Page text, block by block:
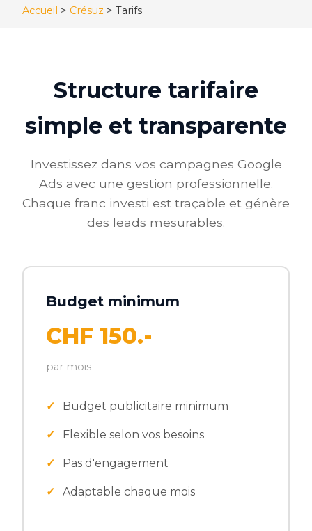
Accueil > Crésuz > Tarifs
Structure tarifaire
simple et transparente
Investissez dans vos campagnes Google
Ads avec une gestion professionnelle.
Chaque franc investi est traçable et génère
des leads mesurables.
Budget minimum
CHF 150.-
par mois
Budget publicitaire minimum
Flexible selon vos besoins
Pas d'engagement
Adaptable chaque mois